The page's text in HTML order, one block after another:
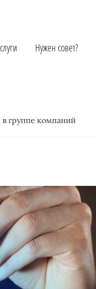
Нужен совет?
группе компаний